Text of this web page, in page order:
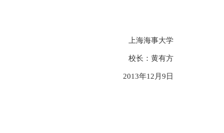
上海海事大学
校长：黄有方
2013年12月9日